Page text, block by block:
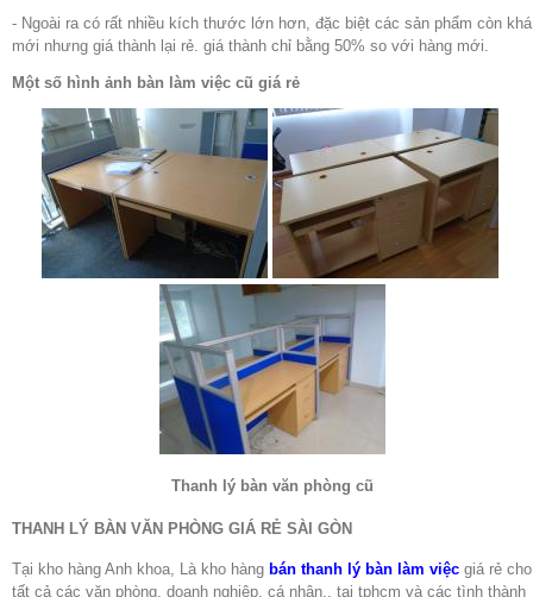
- Ngoài ra có rất nhiều kích thước lớn hơn, đặc biệt các sản phẩm còn khá
mới nhưng giá thành lại rẻ. giá thành chỉ bằng 50% so với hàng mới.
Một số hình ảnh bàn làm việc cũ giá rẻ
Thanh lý bàn văn phòng cũ
THANH LÝ BÀN VĂN PHÒNG GIÁ RẺ SÀI GÒN
Tại kho hàng Anh khoa, Là kho hàng bán thanh lý bàn làm việc giá rẻ cho
tất cả các văn phòng, doanh nghiệp, cá nhân.. tại tphcm và các tình thành